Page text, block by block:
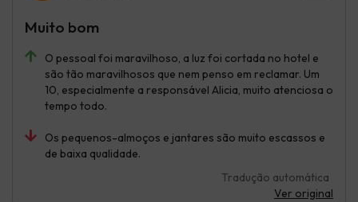
O pessoal foi maravilhoso, a luz foi cortada no hotel e
são tão maravilhosos que nem penso em reclamar. Um
10, especialmente a responsável Alicia, muito atenciosa o
tempo todo.
Os pequenos-almoços e jantares são muito escassos e
de baixa qualidade.
Tradução automática
Ver original
Muito bom